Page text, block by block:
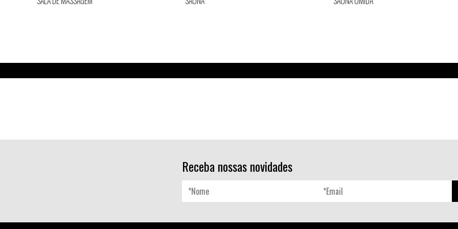
Receba nossas novidades